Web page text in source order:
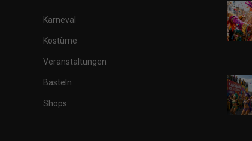
Karneval
Kostüme
Veranstaltungen
Basteln
Shops